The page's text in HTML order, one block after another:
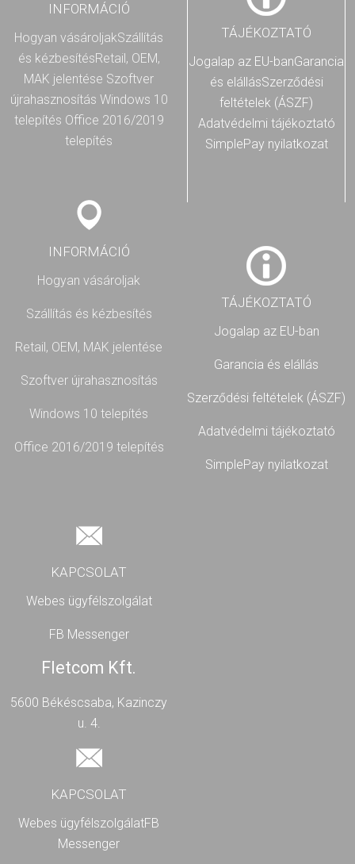
INFORMÁCIÓ
Hogyan vásároljakSzállítás
és kézbesítésRetail, OEM,
MAK jelentése Szoftver
újrahasznosítás Windows 10
telepítés Office 2016/2019
telepítés
INFORMÁCIÓ
Hogyan vásároljak
Szállítás és kézbesítés
Retail, OEM, MAK jelentése
Szoftver újrahasznosítás
Windows 10 telepítés
Office 2016/2019 telepítés
TÁJÉKOZTATÓ
Jogalap az EU-banGarancia
és elállásSzerződési
feltételek (ÁSZF)
Adatvédelmi tájékoztató
SimplePay nyilatkozat
TÁJÉKOZTATÓ
Jogalap az EU-ban
Garancia és elállás
Szerződési feltételek (ÁSZF)
Adatvédelmi tájékoztató
SimplePay nyilatkozat
KAPCSOLAT
Webes ügyfélszolgálat
FB Messenger
Fletcom Kft.
5600 Békéscsaba, Kazinczy
u. 4.
KAPCSOLAT
Webes ügyfélszolgálatFB
Messenger